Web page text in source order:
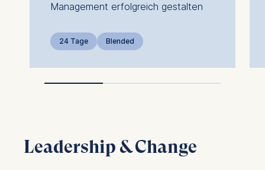
Management erfolgreich gestalten
24 Tage Blended
Leadership & Change